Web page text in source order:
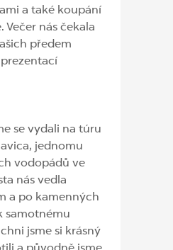
a také koupání
Večer nás čekala
předem
se vydali na túru
jednomu
vodopádů ve
nás vedla
a po kamenných
samotnému
jsme si krásný